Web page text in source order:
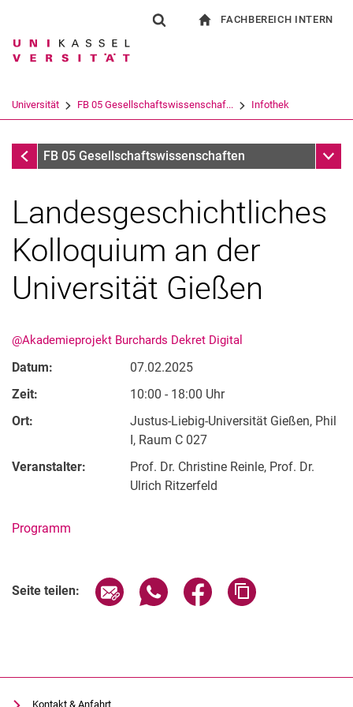
Springe direkt zu: Inhalt
Springe direkt zu: Suche
Springe direkt zu:
Suchbegriff
Suchen (öffnet externen Link in einem
FACHBEREICH INTERN
Universität FB 05 Gesellschaftswissenschaf... Infothek
InfothekFB 05 Gesellschaftswissenschaften
Alle Meldungen
Landesgeschichtliches
Kolloquium an der
Universität Gießen
@Akademieprojekt Burchards Dekret Digital
Datum:
07.02.2025
Zeit:
10:00 - 18:00 Uhr
Ort:
Justus-Liebig-Universität Gießen, Phil
I, Raum C 027
Veranstalter:
Prof. Dr. Christine Reinle, Prof. Dr.
Ulrich Ritzerfeld
Programm
Seite teilen: Seite über E-Mail teilen
Seite über WhatsApp teilen
Seite über Facebook
Kontakt & Anfahrt